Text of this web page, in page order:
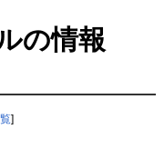
の情報
]